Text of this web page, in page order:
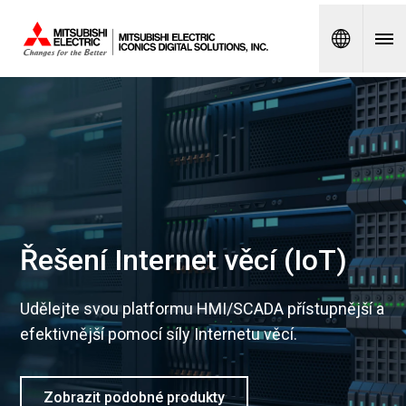
Spanish
Řešení Internet věcí (IoT)
Udělejte svou platformu HMI/SCADA přístupnější a
efektivnější pomocí síly Internetu věcí.
Zobrazit podobné produkty